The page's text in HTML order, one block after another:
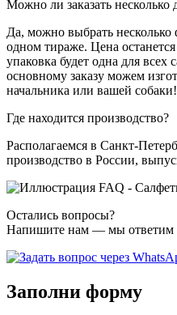
Можно ли заказать несколько
Да, можно выбрать несколько
одном тираже. Цена
упаковка будет одна для
основному заказу можем
начальника или вашей собаки!
Где находится производство?
Располагаемся в Санкт-
производство в России,
Остались вопросы?
Напишите нам — мы ответим
Заполни форму